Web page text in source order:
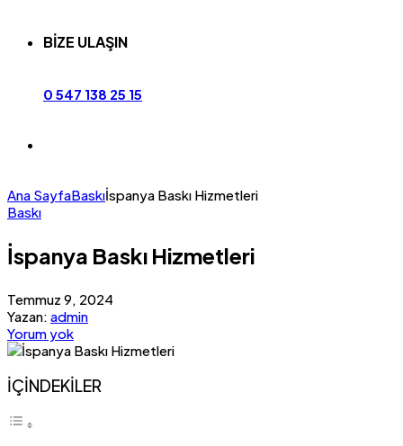
BİZE ULAŞIN
0 547 138 25 15
Ana SayfaBaskıİspanya Baskı Hizmetleri
Baskı
İspanya Baskı Hizmetleri
Temmuz 9, 2024
Yazan: admin
Yorum yok
İÇİNDEKİLER